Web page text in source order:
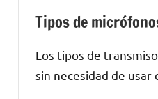
Tipos de
Los tipos de
sin necesidad de usar